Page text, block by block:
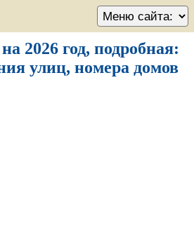
2026 год, подробная:
улиц, номера домов